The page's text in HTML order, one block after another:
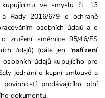
ve smyslu čl. 13
a Rady 2016/679 o ochraně
osobních údajů a o
zrušení směrnice 95/46/ES
údajů) (dále jen "nařízení
osobních údajů kupujícího pro
jednání o kupní smlouvě a
prodávajícího plní
dokumentu.